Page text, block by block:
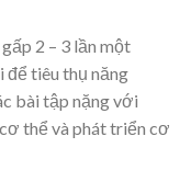
2 – 3 lần một
để tiêu thụ năng
bài tập nặng với
thể và phát triển cơ